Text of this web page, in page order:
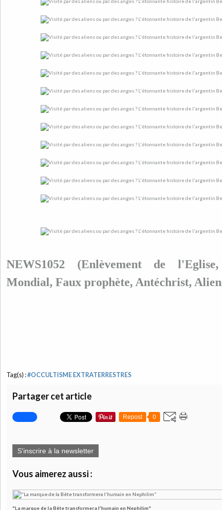
NEWS1052 (Enlèvement de
Mondial, Faux prophète, Antéchrist,
Tag(s) :#OCCULTISME EXTRATERRESTRES
Partager cet article
Repost 0
S'inscrire à la newsletter
Vous aimerez aussi :
"La marque de la Bête transformera l'humain en Nephilim"